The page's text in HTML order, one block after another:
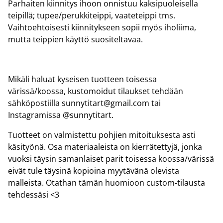
Parhaiten kiinnitys ihoon onnistuu kaksipuoleisella
teipillä; tupee/perukkiteippi, vaateteippi tms.
Vaihtoehtoisesti kiinnitykseen sopii myös iholiima,
mutta teippien käyttö suositeltavaa.
Mikäli haluat kyseisen tuotteen toisessa
värissä/koossa, kustomoidut tilaukset tehdään
sähköpostiilla sunnytitart@gmail.com tai
Instagramissa @sunnytitart.
Tuotteet on valmistettu pohjien mitoituksesta asti
käsityönä. Osa materiaaleista on kierrätettyjä, jonka
vuoksi täysin samanlaiset parit toisessa koossa/värissä
eivät tule täysinä kopioina myytävänä olevista
malleista. Otathan tämän huomioon custom-tilausta
tehdessäsi <3